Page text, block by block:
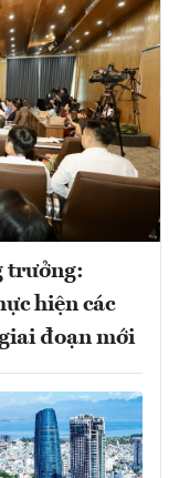
trưởng:
hiện các
đoạn mới